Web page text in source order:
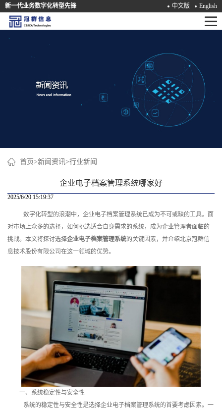
新一代业务数字化转型先锋 中文版 English
首
首页>新闻资讯>行业新闻
企业电子档案管理系统哪家好
2025/6/20 15:19:37
数字化转型的浪潮中，企业电子档案管理系统已成为不可或缺的工具。面
对市场上众多的选择，如何挑选适合自身需求的系统，成为企业管理者面临的
挑战。本文将探讨选择企业电子档案管理系统的关键因素，并介绍北京冠群信
息技术股份有限公司在这一领域的优势。
一、系统稳定性与安全性
系统的稳定性与安全性是选择企业电子档案管理系统的首要考虑因素。一